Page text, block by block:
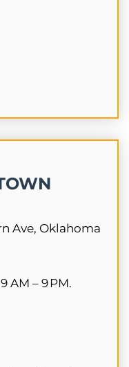
Ave, Oklahoma
AM – 9 PM.